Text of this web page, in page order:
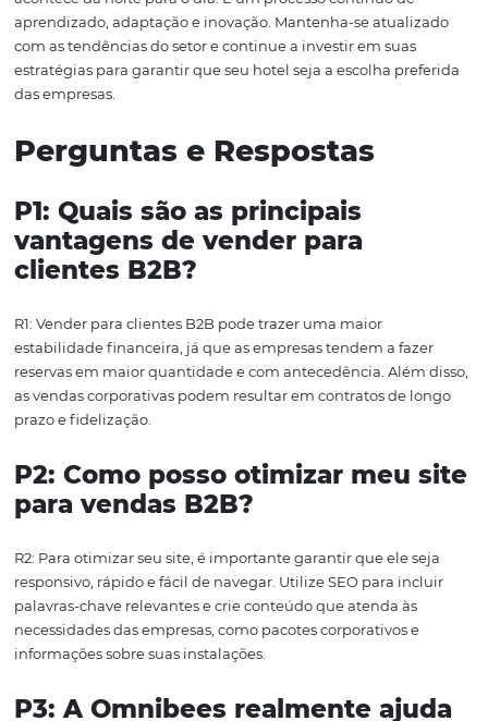
Isso significa que, ao utilizar a Omnibees, os hotéis
garantir que suas ofertas estejam acessíveis em
plataformas, aumentando as chances de conversão e
mais clientes B2B.
Por fim, a Omnibees também oferece suporte contínuo
parceiros. Isso inclui treinamentos, webinars e acesso a
comunidade de profissionais do setor, proporcionando
hotéis as ferramentas necessárias para se manterem
competitivos e bem-sucedidos no mercado de vendas
Conclusão
corporativas é um objetivo que pode ser alcançado com
estratégias certas. Desde a definição de políticas
uma presença digital forte, cada passo conta na jornada
conquistar clientes B2B.
Ao integrar soluções como as oferecidas pela Omnibees,
obter insights valiosos que podem levar a um aumento